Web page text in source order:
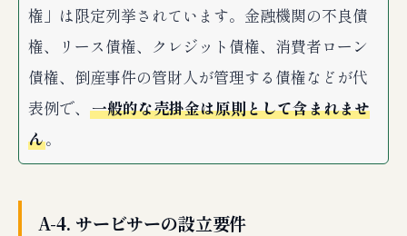
Q4：「債権回収コンサル」と名乗る業者に依
頼しても大丈夫ですか？
Q5：サービサーへの債権譲渡で個人情報の問
題はないですか？
Q6：サービサーは何社くらいあるのですか？
はありますか？
サービサーに任せきりで大丈夫ですか？
権」は限定列挙されています。金融機関の不良債
権、リース債権、クレジット債権、消費者ローン
債権、倒産事件の管財人が管理する債権などが代
表例で、 一般的な売掛金は原則として含まれませ
ん。
A-4. サービサーの設立要件